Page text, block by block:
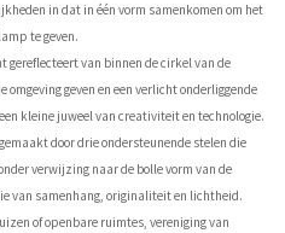
in dat in één vorm samenkomen om het
te geven.
van binnen de cirkel van de
geven en een verlicht onderliggende
kleine juweel van creativiteit en technologie.
door drie ondersteunende stelen die
verwijzing naar de bolle vorm van de
van samenhang, originaliteit en lichtheid.
of openbare ruimtes, vereniging van